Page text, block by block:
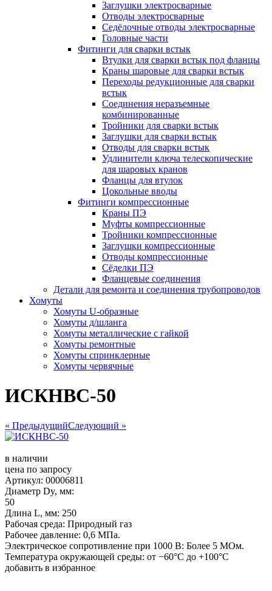
Заглушки электросварные
Отводы электросварные
Седёлочные отводы электросварные
Головные части
Фитинги для сварки встык
Втулки для сварки встык под фланцы
Краны шаровые для сварки встык
Переходы редукционные для сварки
встык
Соединения неразъемные
комбинированные
Тройники для сварки встык
Заглушки для сварки встык
Отводы для сварки встык
Удлинители ключа телескопические
для шаровых кранов
Фланцы для втулок
Цокольные вводы
Фитинги компрессионные
Краны ПЭ
Муфты компрессионные
Тройники компрессионные
Заглушки компрессионные
Отводы компрессионные
Сёделки ПЭ
Фланцевые соединения
Детали для ремонта и соединения трубопроводов
Хомуты
Хомуты U-образные
Хомуты д/шланга
Хомуты металлические с гайкой
Хомуты ремонтные
Хомуты спринклерные
Хомуты червячные
ИСКНВС-50
« ПредыдущийСледующий »
в наличии
цена по запросу
Артикул: 00006811
Диаметр Dy, мм:
50
Длина L, мм: 250
Рабочая среда: Природный газ
Рабочее давление: 0,6 МПа.
Электрическое сопротивление при 1000 В: Более 5 МОм.
Температура окружающей среды: от −60°С до +100°С
добавить в избранное